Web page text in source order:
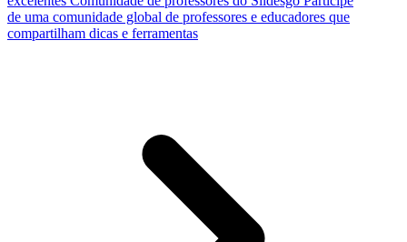
de uma comunidade global de professores e educadores que
compartilham dicas e ferramentas